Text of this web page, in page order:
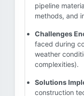
pipeline
methods, and
Challenges
faced during
weather
complexities).
Solutions
construction